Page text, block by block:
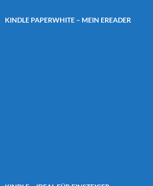
KINDLE PAPERWHITE – MEIN EREADER